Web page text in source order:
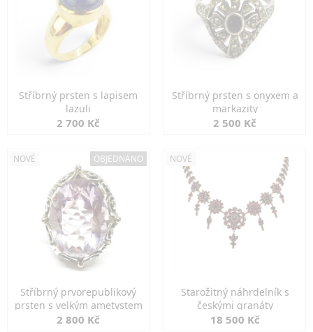
Stříbrný prsten s lapisem
lazuli
2 700 Kč
Stříbrný prsten s onyxem a
markazity
2 500 Kč
NOVÉ OBJEDNÁNO
Stříbrný prvorepublikový
prsten s velkým ametystem
2 800 Kč
NOVÉ
Starožitný náhrdelník s
českými granáty
18 500 Kč